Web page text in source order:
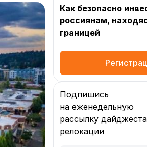
Как безопасно
россиянам,
границей
Подпишись
на еженедельную
рассылку
релокации